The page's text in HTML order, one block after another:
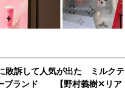
敗訴して人気が出た ミルクテ
ブランド 【野村義樹✕リア